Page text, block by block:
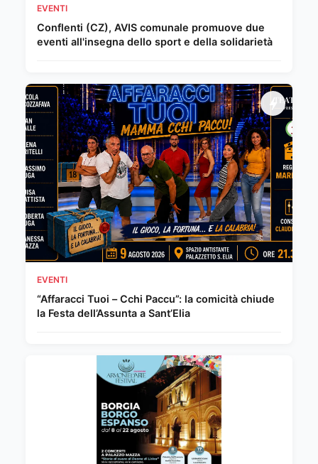
EVENTI
Conflenti (CZ), AVIS comunale promuove due
eventi all'insegna dello sport e della solidarietà
EVENTI
“Affaracci Tuoi – Cchi Paccu”: la comicità chiude
la Festa dell’Assunta a Sant’Elia